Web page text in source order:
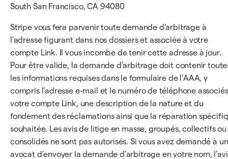
South San Francisco, CA 94080
Stripe vous fera parvenir toute demande d’arbitrage à
l’adresse figurant dans nos dossiers et associée à votre
compte Link. Il vous incombe de tenir cette adresse à jour.
Pour être valide, la demande d’arbitrage doit contenir
les informations requises dans le formulaire de l’AAA, y
compris l’adresse e-mail et le numéro de téléphone
votre compte Link, une description de la nature et du
fondement des réclamations ainsi que la réparation
souhaitée. Les avis de litige en masse, groupés, collectifs ou
consolidés ne sont pas autorisés. Si vous avez demandé à un
avocat d’envoyer la demande d’arbitrage en votre nom,